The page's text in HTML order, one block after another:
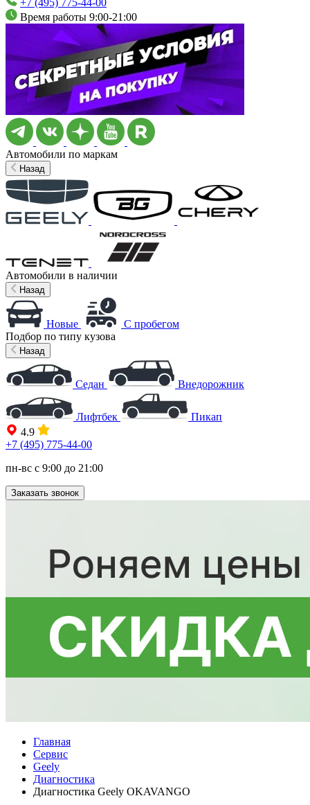
+7 (495) 775-44-00
Время работы 9:00-21:00
Автомобили по маркам
Назад
Автомобили в наличии
Назад
Новые
С пробегом
Подбор по типу кузова
Назад
Седан Внедорожник
Лифтбек
Пикап
4.9
+7 (495) 775-44-00
пн-вс с 9:00 до 21:00
Заказать звонок
Главная
Сервис
Geely
Диaгностика
Диагностика Geely OKAVANGO